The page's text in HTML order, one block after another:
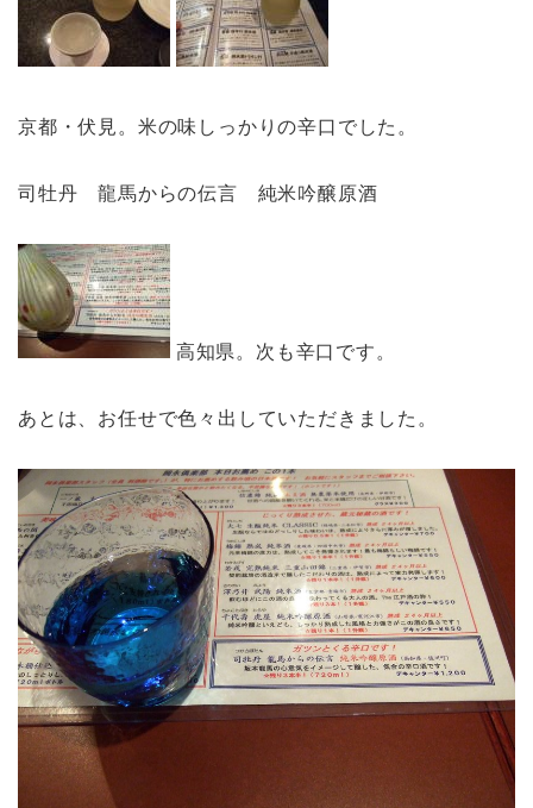
京都・伏見。米の味しっかりの辛口でした。
司牡丹 龍馬からの伝言 純米吟醸原酒
高知県。次も辛口です。
あとは、お任せで色々出していただきました。